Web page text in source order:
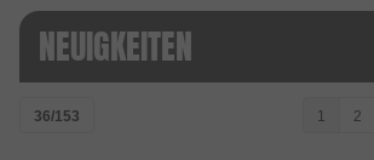
NEUIGKEITEN
36/153 1 2